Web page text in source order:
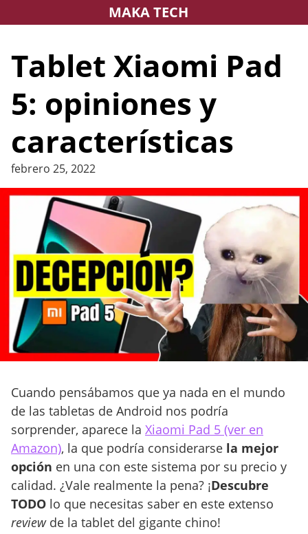
al
MAKA TECH
Tablet Xiaomi Pad
5: opiniones y
características
febrero 25, 2022
Cuando pensábamos que ya nada en el mundo
de las tabletas de Android nos podría
sorprender, aparece la Xiaomi Pad 5 (ver en
Amazon), la que podría considerarse la mejor
opción en una con este sistema por su precio y
calidad. ¿Vale realmente la pena? ¡Descubre
TODO lo que necesitas saber en este extenso
reviewde la tablet del gigante chino!